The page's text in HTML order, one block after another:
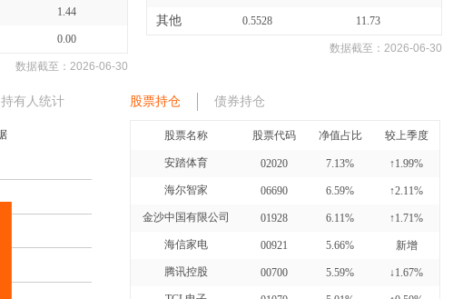
1.44
0.00
数据截至： 2026-06-30
其他 0.5528 11.73
数据截至： 2026-06-30
持有人统计 股票持仓 债券持仓
股票名称 股票代码 净值占比 较上季度
安踏体育 02020 7.13% ↑1.99%
海尔智家 06690 6.59% ↑2.11%
金沙中国有限公司 01928 6.11% ↑1.71%
海信家电 00921 5.66% 新增
腾讯控股 00700 5.59% ↓1.67%